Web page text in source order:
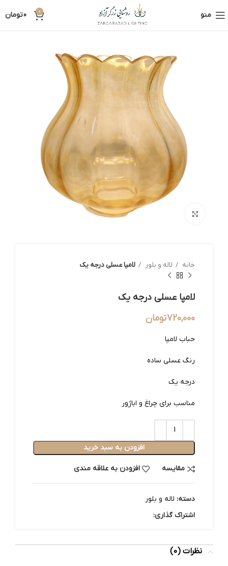
منو 0
0تومان
خانه لاله و بلور لامپا عسلی درجه یک
لامپا عسلی درجه یک
720,000تومان
حباب لامپا
رنگ عسلی ساده
درجه یک
مناسب برای چراغ و اباژور
افزودن به سبد خرید
مقایسه افزودن به علاقه مندی
دسته: لاله و بلور
اشتراک گذاری:
نظرات (0)